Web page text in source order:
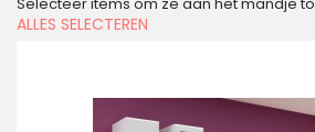
ALLES SELECTEREN